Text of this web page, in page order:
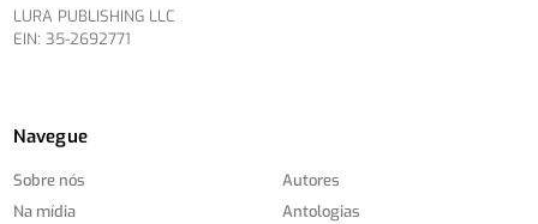
LURA PUBLISHING LLC
EIN: 35-2692771
Navegue
Sobre nós
Na mídia
Autores
Antologias